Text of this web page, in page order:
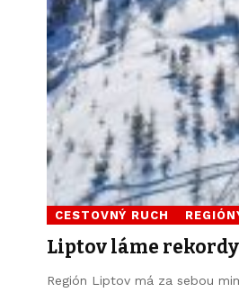
CESTOVNÝ RUCH
Liptov láme
Región Liptov má za sebou